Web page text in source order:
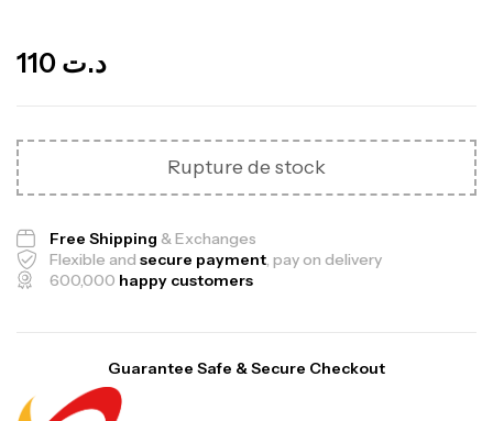
د.ت
Rupture de stock
Free Shipping & Exchanges
Flexible and secure payment, pay on delivery
600,000 happy customers
Guarantee Safe & Secure Checkout